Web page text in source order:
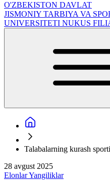
O'ZBEKISTON DAVLAT
JISMONIY TARBIYA VA
UNIVERSITETI NUKUS
Talabalarning kurash
28 avgust 2025
ElonlarYangiliklar